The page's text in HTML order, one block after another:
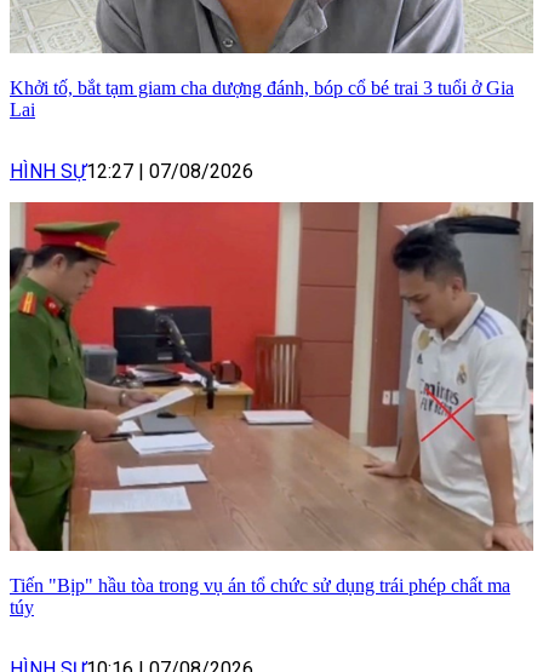
Khởi tố, bắt tạm giam cha dượng đánh, bóp cổ bé trai 3 tuổi ở Gia
Lai
HÌNH SỰ12:27 | 07/08/2026
Tiến "Bịp" hầu tòa trong vụ án tổ chức sử dụng trái phép chất ma
túy